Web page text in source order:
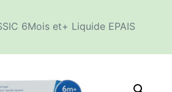
6Mois et+ Liquide EPAIS